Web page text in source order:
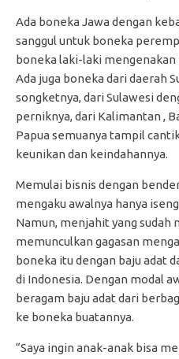
Ada boneka Jawa dengan
sanggul untuk boneka
boneka laki-laki mengenakan
Ada juga boneka dari daerah
songketnya, dari Sulawesi
perniknya, dari Kalimantan ,
Papua semuanya tampil
keunikan dan keindahannya.
Memulai bisnis dengan
mengaku awalnya hanya
Namun, menjahit yang sudah
memunculkan gagasan
boneka itu dengan baju adat
di Indonesia. Dengan modal
beragam baju adat dari
ke boneka buatannya.
“Saya ingin anak-anak bisa